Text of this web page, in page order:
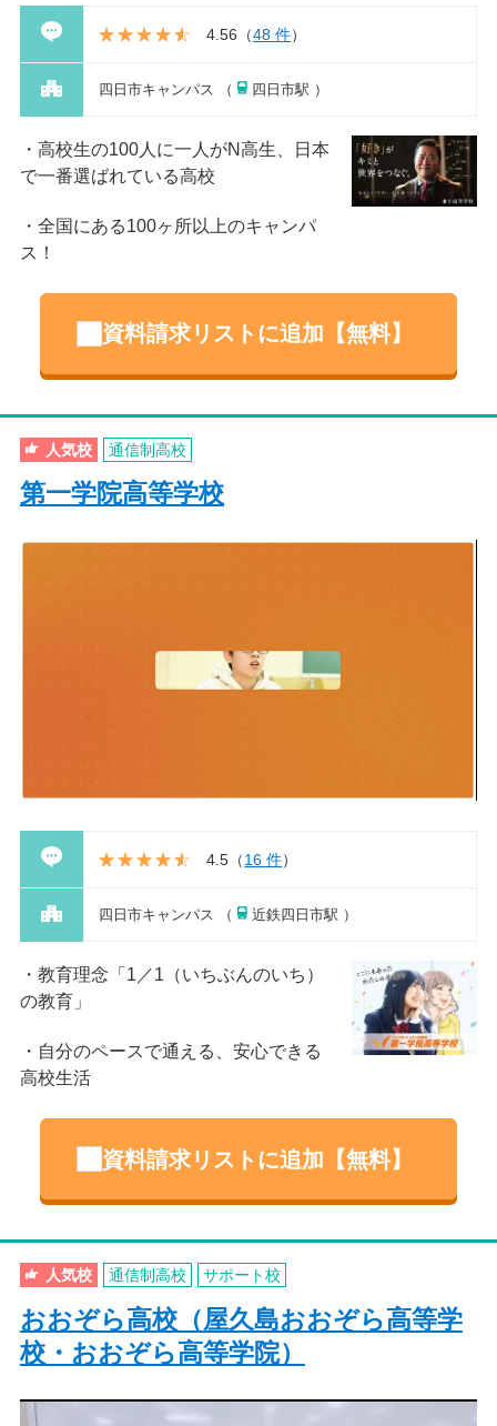
4.56 （48 件）
四日市キャンパス （ 四日市駅 ）
高校生の100人に一人がN高生、日本
で一番選ばれている高校
全国にある100ヶ所以上のキャンパ
ス！
資料請求リストに追加【無料】
人気校 通信制高校
第一学院高等学校
4.5 （16 件）
四日市キャンパス （ 近鉄四日市駅 ）
教育理念「1／1（いちぶんのいち）
の教育」
自分のペースで通える、安心できる
高校生活
資料請求リストに追加【無料】
人気校 通信制高校 サポート校
おおぞら高校（屋久島おおぞら高等学
校・おおぞら高等学院）